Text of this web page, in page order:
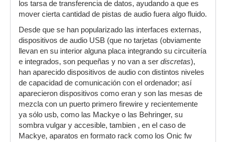
los tarsa de transferencia de datos, ayudando a que es
mover cierta cantidad de pistas de audio fuera algo fluido.
Desde que se han popularizado las interfaces externas,
dispositivos de audio USB (que no tarjetas (obviamente
llevan en su interior alguna placa integrando su circuitería
e integrados, son pequeñas y no van a ser discretas),
han aparecido dispositivos de audio con distintos niveles
de capacidad de comunicación con el ordenador; así
aparecieron dispositivos como eran y son las mesas de
mezcla con un puerto primero firewire y recientemente
ya sólo usb, como las Mackye o las Behringer, su
sombra vulgar y accesible, tambien , en el caso de
Mackye, aparatos en formato rack como los Onic fw